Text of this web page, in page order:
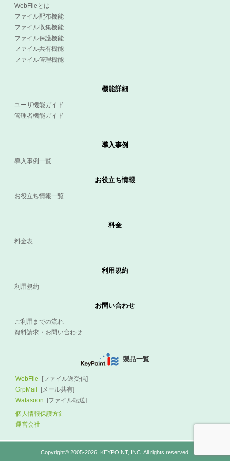
WebFileとは
ファイル配布機能
ファイル収集機能
ファイル保護機能
ファイル共有機能
ファイル管理機能
機能詳細
ユーザ機能ガイド
管理者機能ガイド
導入事例
導入事例一覧
お役立ち情報
お役立ち情報一覧
料金
料金表
利用規約
利用規約
お問い合わせ
ご利用までの流れ
資料請求・お問い合わせ
製品一覧
WebFile [ファイル送受信]
GrpMail
[メール共有]
Watasoon [ファイル転送]
個人情報保護方針
運営会社
Copyright© 2005-2026, KEYPOINT, INC. All rights reserved.